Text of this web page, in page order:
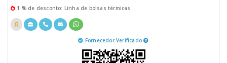
1 % de desconto: Linha de bolsas térmicas
Fornecedor Verificado